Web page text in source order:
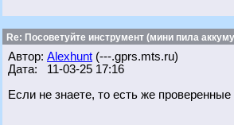
Re: Посоветуйте инструмент (мини пила
Автор: Alexhunt (---.gprs.mts.ru)
Дата: 11-03-25 17:16
Если не знаете, то есть же